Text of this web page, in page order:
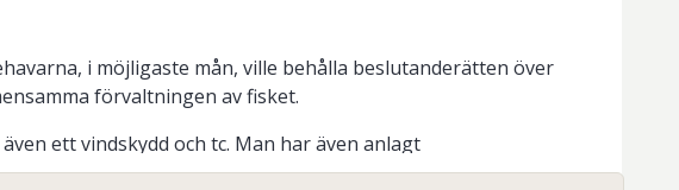
i möjligaste mån, ville behålla beslutanderätten över
förvaltningen av fisket.
ett vindskydd och tc. Man har även anlagt